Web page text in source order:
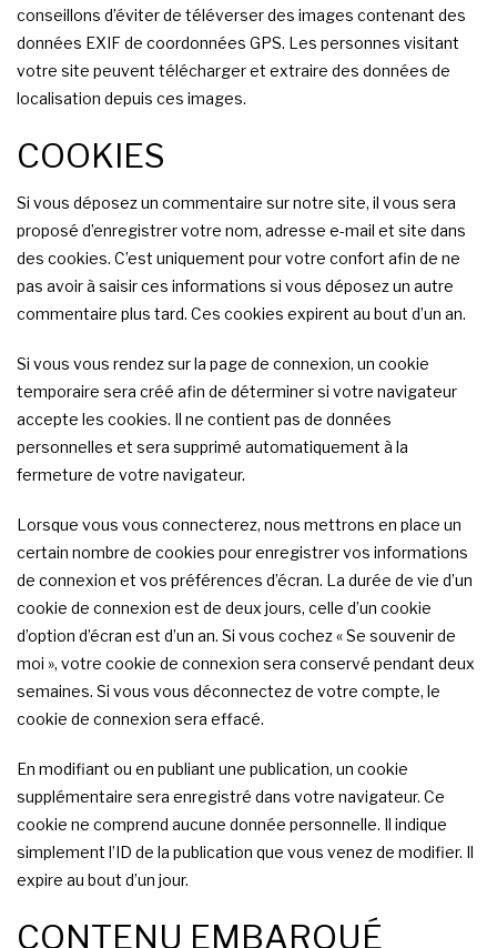
conseillons d’éviter de téléverser des images contenant des
données EXIF de coordonnées GPS. Les personnes visitant
votre site peuvent télécharger et extraire des données de
localisation depuis ces images.
COOKIES
Si vous déposez un commentaire sur notre site, il vous sera
proposé d’enregistrer votre nom, adresse e-mail et site dans
des cookies. C’est uniquement pour votre confort afin de ne
pas avoir à saisir ces informations si vous déposez un autre
commentaire plus tard. Ces cookies expirent au bout d’un an.
Si vous vous rendez sur la page de connexion, un cookie
temporaire sera créé afin de déterminer si votre navigateur
accepte les cookies. Il ne contient pas de données
personnelles et sera supprimé automatiquement à la
fermeture de votre navigateur.
Lorsque vous vous connecterez, nous mettrons en place un
certain nombre de cookies pour enregistrer vos informations
de connexion et vos préférences d’écran. La durée de vie d’un
cookie de connexion est de deux jours, celle d’un cookie
d’option d’écran est d’un an. Si vous cochez « Se souvenir de
moi », votre cookie de connexion sera conservé pendant deux
semaines. Si vous vous déconnectez de votre compte, le
cookie de connexion sera effacé.
En modifiant ou en publiant une publication, un cookie
supplémentaire sera enregistré dans votre navigateur. Ce
cookie ne comprend aucune donnée personnelle. Il indique
simplement l’ID de la publication que vous venez de modifier. Il
expire au bout d’un jour.
CONTENU EMBARQUÉ